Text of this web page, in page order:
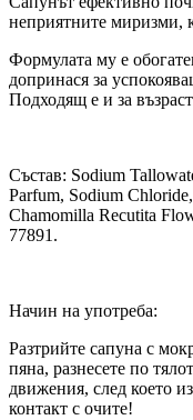
неприятните миризми,
Формулата му е
допринася за
Подходящ е и за
Състав: Sodium
Parfum, Sodium
Chamomilla Recutita
77891.
Начин на употреба:
Разтрийте сапуна с
пяна, разнесете по
движения, след което
контакт с очите!